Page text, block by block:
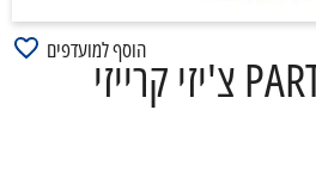
פריסקיז PARTY MIX צ'יזי קרייזיהוסף למועדפים